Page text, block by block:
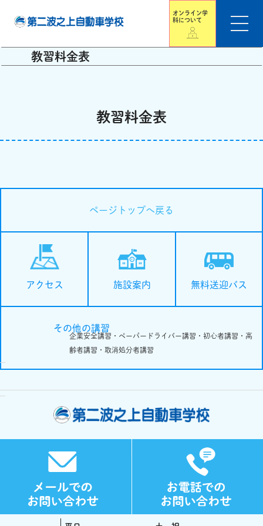
オンライン学
科について
教習料金表
教習料金表
ページトップへ戻る
アクセス 施設案内 無料送迎バス
その他の講習
企業安全講習・ペーパードライバー講習・初心者講習・高
齢者講習・取消処分者講習